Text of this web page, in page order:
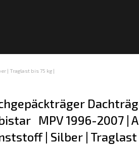
| Traglast bis 75 kg |
MPV 1996-2007 |
| Silber | Traglast